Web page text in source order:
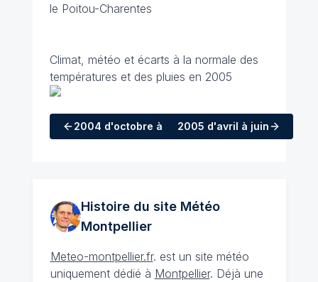
le Poitou-Charentes
Climat, météo et écarts à la normale des
températures et des pluies en 2005
2004 d'octobre à décembre
2005 d'avril à juin
Histoire du site Météo
Montpellier
Meteo-montpellier.fr. est un site météo
uniquement dédié à Montpellier. Déjà une